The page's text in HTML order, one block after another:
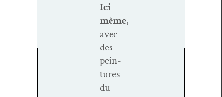
Ici
même,
avec
des
pein­
tures
du